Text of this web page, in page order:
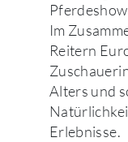
Im
Reitern
Alters und
Erlebnisse.